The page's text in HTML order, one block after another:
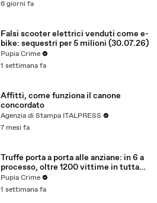
6 giorni fa
Falsi scooter elettrici venduti come e-
bike: sequestri per 5 milioni (30.07.26)
Pupia Crime
1 settimana fa
Affitti, come funziona il canone
concordato
Agenzia di Stampa ITALPRESS
7 mesi fa
Truffe porta a porta alle anziane: in 6 a
processo, oltre 1200 vittime in tutta
Italia (30.07.26)
Pupia Crime
1 settimana fa